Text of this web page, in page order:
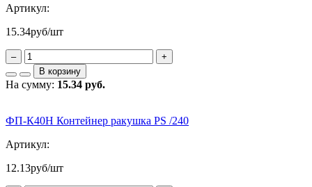
Артикул:
15.34руб/шт
–
+
В корзину
На сумму: 15.34 руб.
ФП-К40Н Контейнер ракушка PS /240
Артикул:
12.13руб/шт